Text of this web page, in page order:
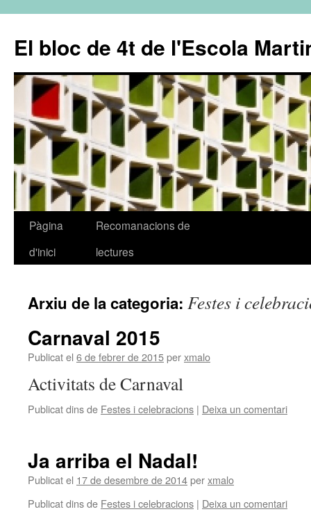
El bloc de 4t de l'Escola
Vés
Pàgina
d'inici
Recomanacions de
lectures
Arxiu de la categoria: Festes i
Carnaval 2015
Publicat el 6 de febrer de 2015perxmalo
Activitats de Carnaval
Publicat dins de Festes i celebracions | Deixa un comentari
Ja arriba el Nadal!
Publicat el 17 de desembre de 2014perxmalo
Publicat dins de Festes i celebracions | Deixa un comentari